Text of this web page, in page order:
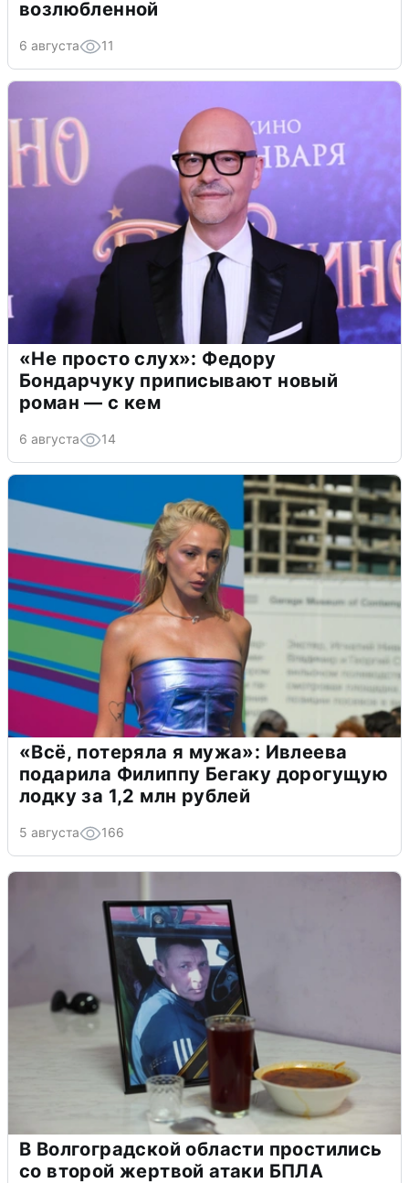
возлюбленной
6 августа 11
«Не просто слух»: Федору
Бондарчуку приписывают новый
роман — с кем
6 августа 14
«Всё, потеряла я мужа»: Ивлеева
подарила Филиппу Бегаку дорогущую
лодку за 1,2 млн рублей
5 августа 166
В Волгоградской области простились
со второй жертвой атаки БПЛА